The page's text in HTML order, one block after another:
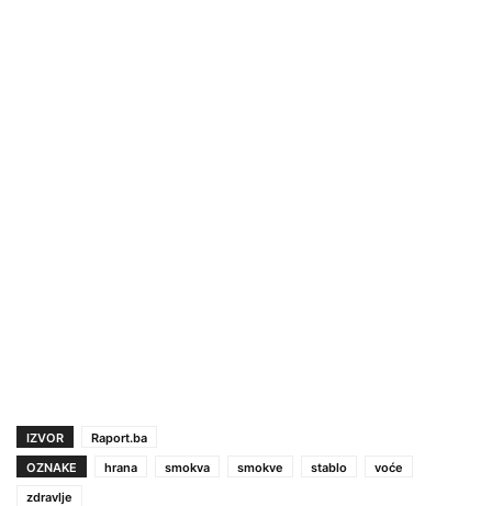
IZVOR
Raport.ba
OZNAKE
hrana smokva smokve stablo
voće
zdravlje